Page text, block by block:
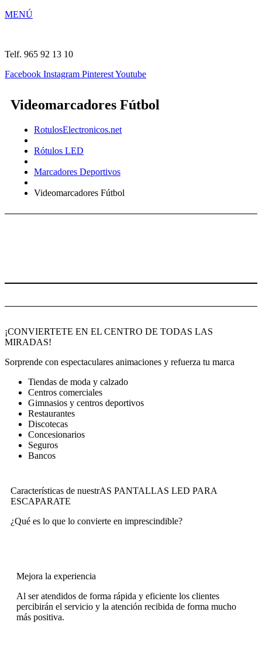
MENÚ
Telf. 965 92 13 10
Facebook Instagram PinterestYoutube
Videomarcadores Fútbol
RotulosElectronicos.net
Rótulos LED
Marcadores Deportivos
Videomarcadores Fútbol
¡CONVIERTETE EN EL CENTRO DE TODAS LAS
MIRADAS!
Sorprende con espectaculares animaciones y refuerza tu marca
Tiendas de moda y calzado
Centros comerciales
Gimnasios y centros deportivos
Restaurantes
Discotecas
Concesionarios
Seguros
Bancos
Características de nuestrAS PANTALLAS LED PARA
ESCAPARATE
¿Qué es lo que lo convierte en imprescindible?
Mejora la experiencia
Al ser atendidos de forma rápida y eficiente los clientes
percibirán el servicio y la atención recibida de forma mucho
más positiva.